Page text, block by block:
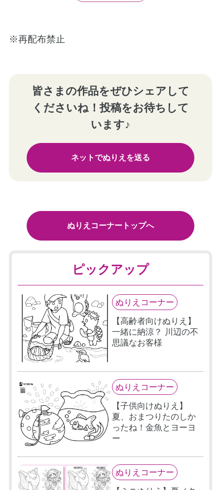
※再配布禁止
皆さまの作品をぜひシェアして
くださいね！投稿をお待ちして
います♪
ネットでぬりえを送る
ぬりえコーナートップへ
ピックアップ
ぬりえコーナー
【高齢者向けぬりえ】
一緒に納涼？ 川辺の不
思議なお客様
ぬりえコーナー
【子供向けぬりえ】
夏、おまつりたのしか
ったね！金魚とヨーヨ
ー
ぬりえコーナー